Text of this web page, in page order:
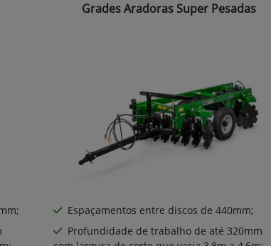
Grades Aradoras Super Pesadas
Espaçamentos entre discos de 440mm​;
Profundidade de trabalho de até 320mm